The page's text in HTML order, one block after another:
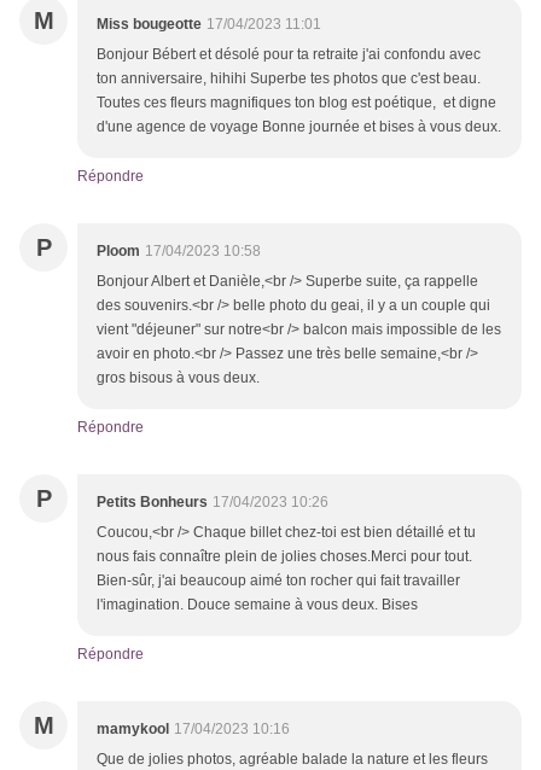
M Miss bougeotte 17/04/2023 11:01
Bonjour Bébert et désolé pour ta retraite j'ai confondu avec
ton anniversaire, hihihi Superbe tes photos que c'est beau.
Toutes ces fleurs magnifiques ton blog est poétique, et digne
d'une agence de voyage Bonne journée et bises à vous deux.
Répondre
P Ploom 17/04/2023 10:58
Bonjour Albert et Danièle,<br /> Superbe suite, ça rappelle
des souvenirs.<br /> belle photo du geai, il y a un couple qui
vient "déjeuner" sur notre<br /> balcon mais impossible de les
avoir en photo.<br /> Passez une très belle semaine,<br />
gros bisous à vous deux.
Répondre
P Petits Bonheurs 17/04/2023 10:26
Coucou,<br /> Chaque billet chez-toi est bien détaillé et tu
nous fais connaître plein de jolies choses.Merci pour tout.
Bien-sûr, j'ai beaucoup aimé ton rocher qui fait travailler
l'imagination. Douce semaine à vous deux. Bises
Répondre
M mamykool 17/04/2023 10:16
Que de jolies photos, agréable balade la nature et les fleurs